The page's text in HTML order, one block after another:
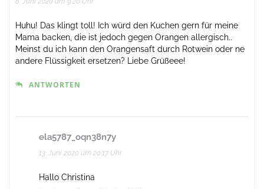
Huhu! Das klingt toll! Ich würd den Kuchen gern für meine
Mama backen, die ist jedoch gegen Orangen allergisch..
Meinst du ich kann den Orangensaft durch Rotwein oder ne
andere Flüssigkeit ersetzen? Liebe Grüßeee!
ANTWORTEN
ela5787_oqn38n7y
13. Juni 2020 um 20:17 Uhr
Hallo Christina